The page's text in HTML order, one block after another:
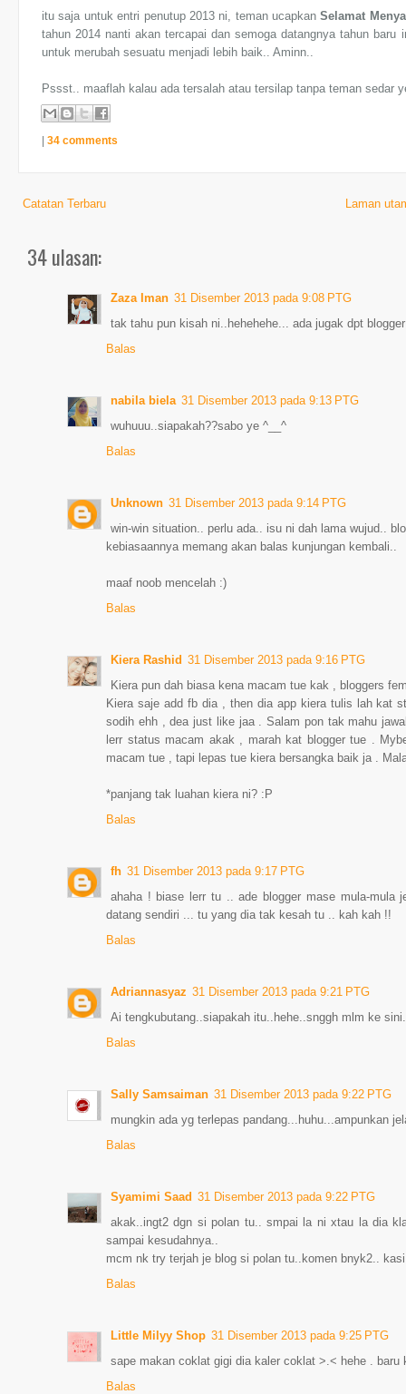
itu saja untuk entri penutup 2013 ni, teman ucapkanSelamat
tahun 2014 nanti akan tercapai dan semoga datangnya tahun
untuk merubah sesuatu menjadi lebih baik.. Aminn..
Pssst.. maaflah kalau ada tersalah atau tersilap tanpa teman sedar
| 34 comments
Catatan Terbaru Laman
34 ulasan:
Zaza Iman 31 Disember 2013 pada 9:08 PTG
tak tahu pun kisah ni..hehehehe... ada jugak dpt
Balas
nabila biela 31 Disember 2013 pada 9:13 PTG
wuhuuu..siapakah??sabo ye ^__^
Balas
Unknown 31 Disember 2013 pada 9:14 PTG
win-win situation.. perlu ada.. isu ni dah lama wujud..
kebiasaannya memang akan balas kunjungan kembali..
maaf noob mencelah :)
Balas
Kiera Rashid 31 Disember 2013 pada 9:16 PTG
Kiera pun dah biasa kena macam tue kak , bloggers
Kiera saje add fb dia , then dia app kiera tulis lah kat
sodih ehh , dea just like jaa . Salam pon tak mahu
lerr status macam akak , marah kat blogger tue .
macam tue , tapi lepas tue kiera bersangka baik ja .
*panjang tak luahan kiera ni? :P
Balas
fh 31 Disember 2013 pada 9:17 PTG
ahaha ! biase lerr tu .. ade blogger mase mula-mula
datang sendiri ... tu yang dia tak kesah tu .. kah kah !!
Balas
Adriannasyaz 31 Disember 2013 pada 9:21 PTG
Ai tengkubutang..siapakah itu..hehe..snggh mlm ke
Balas
Sally Samsaiman 31 Disember 2013 pada 9:22 PTG
mungkin ada yg terlepas pandang...huhu...ampunkan
Balas
Syamimi Saad 31 Disember 2013 pada 9:22 PTG
akak..ingt2 dgn si polan tu.. smpai la ni xtau la dia
sampai kesudahnya..
mcm nk try terjah je blog si polan tu..komen bnyk2..
Balas
Little Milyy Shop 31 Disember 2013 pada 9:25 PTG
sape makan coklat gigi dia kaler coklat >.< hehe . baru
Balas